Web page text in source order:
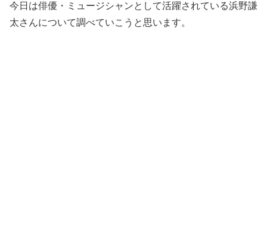
今日は俳優・ミュージシャンとして活躍されている浜野謙
太さんについて調べていこうと思います。